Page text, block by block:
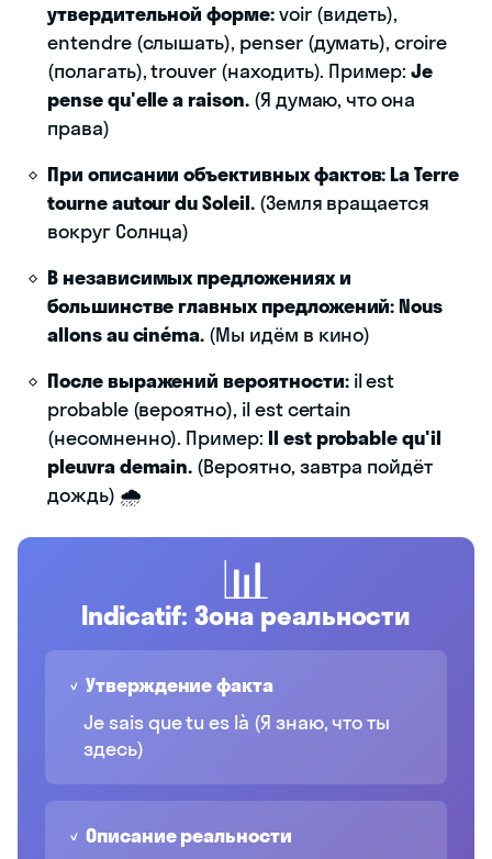
утвердительной форме:voir (видеть),
entendre (слышать), penser (думать), croire
(полагать), trouver (находить). Пример: Je
pense qu'elle a raison.(Я думаю, что она
права)
При описании объективных фактов:La Terre
tourne autour du Soleil.(Земля вращается
вокруг Солнца)
В независимых предложениях и
большинстве главных предложений:Nous
allons au cinéma. (Мы идём в кино)
После выражений вероятности:il est
probable (вероятно), il est certain
(несомненно). Пример: Il est probable qu'il
pleuvra demain. (Вероятно, завтра пойдёт
дождь) 🌧️
📊
Indicatif: Зона реальности
✓ Утверждение факта
Je sais que tu es là (Я знаю, что ты
здесь)
✓ Описание реальности